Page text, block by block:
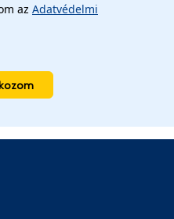
az Adatvédelmi